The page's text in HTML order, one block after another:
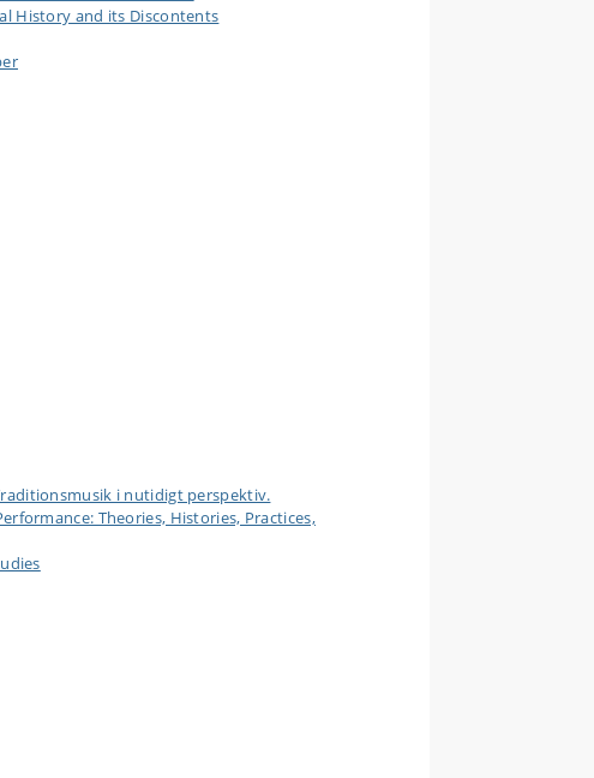
History and its Discontents
i nutidigt perspektiv.
Theories, Histories, Practices,